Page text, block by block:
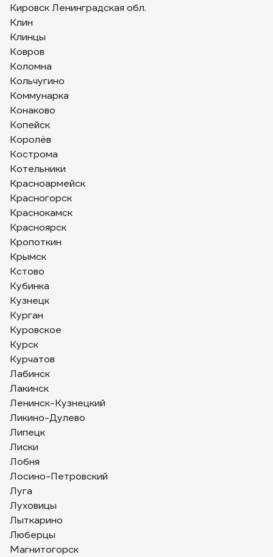
Кировск Ленинградская обл.
Клин
Клинцы
Ковров
Коломна
Кольчугино
Коммунарка
Конаково
Копейск
Королёв
Кострома
Котельники
Красноармейск
Красногорск
Краснокамск
Красноярск
Кропоткин
Крымск
Кстово
Кубинка
Кузнецк
Курган
Куровское
Курск
Курчатов
Лабинск
Лакинск
Ленинск-Кузнецкий
Ликино-Дулево
Липецк
Лиски
Лобня
Лосино-Петровский
Луга
Луховицы
Лыткарино
Люберцы
Магнитогорск